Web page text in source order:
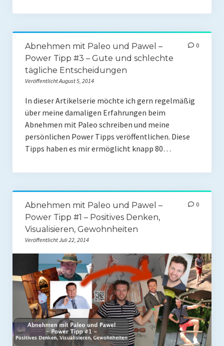
Abnehmen mit Paleo und Pawel –
Power Tipp #3 – Gute und schlechte
tägliche Entscheidungen
Veröffentlicht August 5, 2014
0
In dieser Artikelserie möchte ich gern regelmäßig
über meine damaligen Erfahrungen beim
Abnehmen mit Paleo schreiben und meine
persönlichen Power Tipps veröffentlichen. Diese
Tipps haben es mir ermöglicht knapp 80…
Abnehmen mit Paleo und Pawel –
Power Tipp #1 – Positives Denken,
Visualisieren, Gewohnheiten
Veröffentlicht Juli 22, 2014
0